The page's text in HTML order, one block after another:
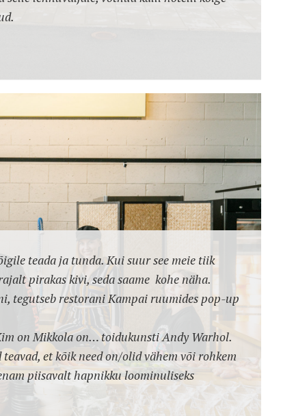
teada ja tunda. Kui suur see meie tiik
pirakas kivi, seda saame kohe näha.
tegutseb restorani Kampai ruumides pop-up
on Mikkola on… toidukunsti Andy Warhol.
et kõik need on/olid vähem või rohkem
piisavalt hapnikku loominuliseks